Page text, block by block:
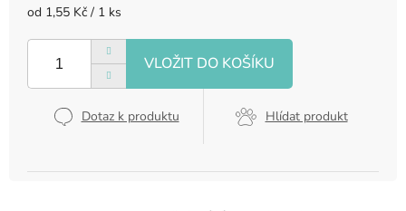
Měrná
od 1,55 Kč / 1 ks
Dotaz k produktu Hlídat produkt